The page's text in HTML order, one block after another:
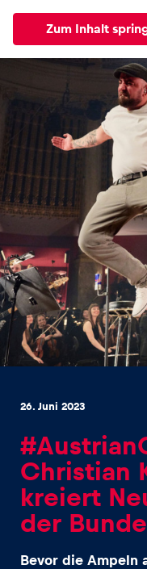
Zum Inhalt
Alle
News
Events
Erlebnisse
26. Juni 2023
Christian
kreiert
der
Bevor die Ampeln